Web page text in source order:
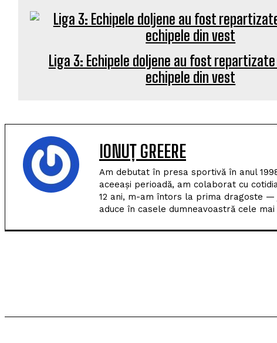
Liga 3: Echipele doljene au fost
echipele din vest
IONUȚ GREERE
Am debutat în presa sportivă în anul
aceeași perioadă, am colaborat cu
12 ani, m-am întors la prima dragoste
aduce în casele dumneavoastră cele